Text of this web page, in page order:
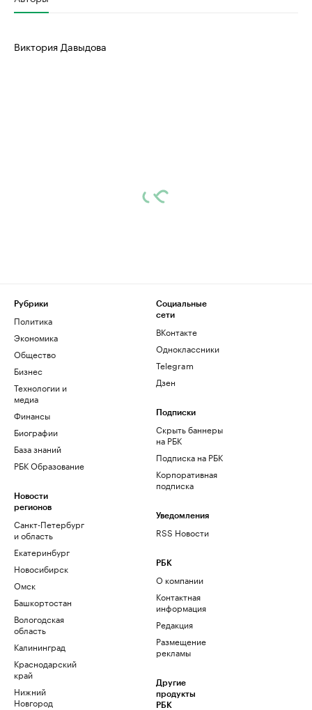
Виктория Давыдова
Рубрики
Политика
Экономика
Общество
Бизнес
Технологии и
медиа
Финансы
Биографии
База знаний
РБК Образование
Новости
регионов
Санкт-Петербург
и область
Екатеринбург
Новосибирск
Омск
Башкортостан
Вологодская
область
Калининград
Краснодарский
край
Нижний
Новгород
Социальные
сети
ВКонтакте
Одноклассники
Telegram
Дзен
Подписки
Скрыть баннеры
на РБК
Подписка на РБК
Корпоративная
подписка
Уведомления
RSS Новости
РБК
О компании
Контактная
информация
Редакция
Размещение
рекламы
Другие
продукты
РБК